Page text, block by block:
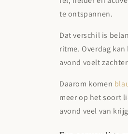
te ontspannen.
Dat verschil is
ritme. Overdag
avond voelt
Daarom komen
meer op het soort
avond veel van